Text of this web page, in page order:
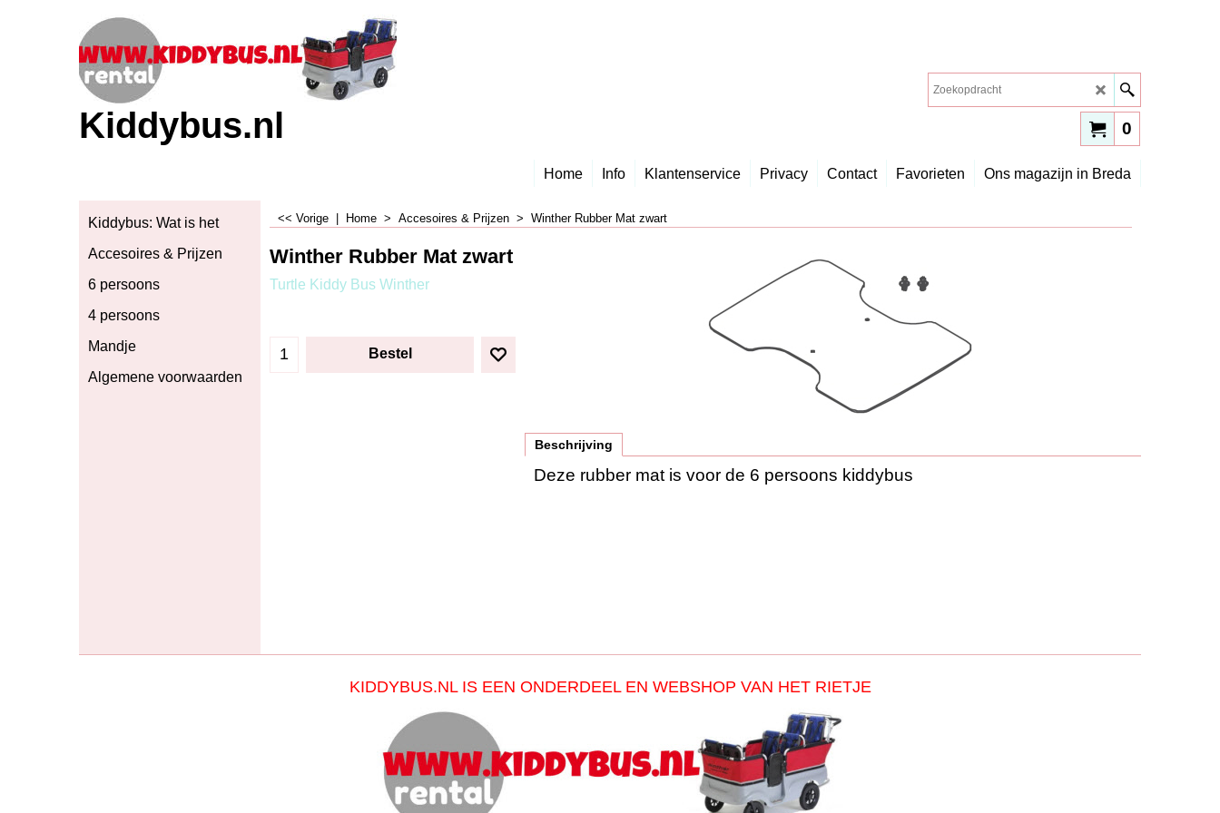
Kiddybus.nl 0
Home Info Klantenservice Privacy Contact Favorieten Ons magazijn in Breda
Kiddybus: Wat is het
Accesoires & Prijzen
6 persoons
4 persoons
Mandje
Algemene voorwaarden
<< Vorige Home > Accesoires & Prijzen > Winther Rubber Mat zwart
Winther Rubber Mat zwart
Turtle Kiddy Bus Winther
Bestel
Beschrijving
Deze rubber mat is voor de 6 persoons kiddybus
KIDDYBUS.NL IS EEN ONDERDEEL EN WEBSHOP VAN HET RIETJE